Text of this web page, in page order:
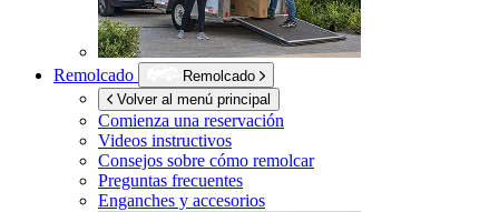
Remolcado
Remolcado
Volver al menú principal
Comienza una reservación
Videos instructivos
Consejos sobre cómo remolcar
Preguntas frecuentes
Enganches y accesorios